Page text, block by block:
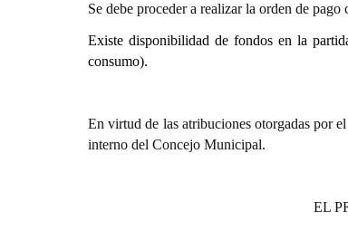
Se debe proceder a realizar la orden de pago
Existe disponibilidad de fondos en la
consumo).
En virtud de las atribuciones otorgadas por
interno del Concejo Municipal.
EL